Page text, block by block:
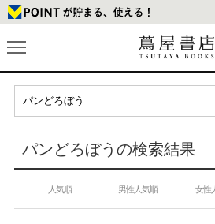
パンどろぼうの検索結果
人気順 男性人気順 女性